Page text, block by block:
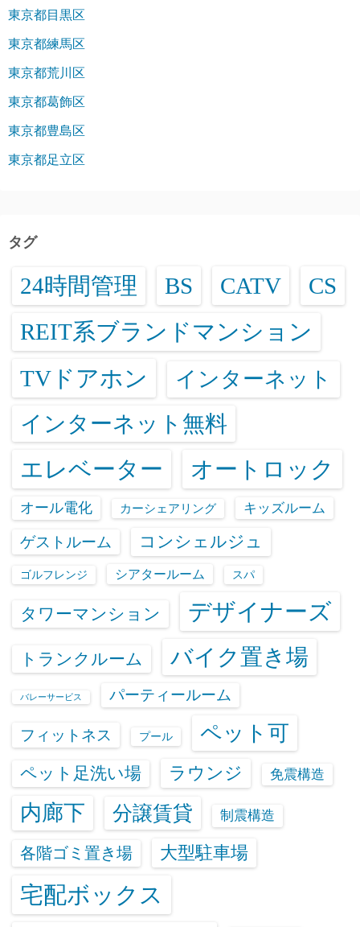
東京都目黒区
東京都練馬区
東京都荒川区
東京都葛飾区
東京都豊島区
東京都足立区
タグ
24時間管理 BS CATV CS
REIT系ブランドマンション
TVドアホン インターネット
インターネット無料
エレベーター オートロック
オール電化 カーシェアリング キッズルーム
ゲストルーム コンシェルジュ
ゴルフレンジ シアタールーム スパ
タワーマンション デザイナーズ
トランクルーム バイク置き場
バレーサービス パーティールーム
フィットネス プール ペット可
ペット足洗い場 ラウンジ 免震構造
内廊下 分譲賃貸 制震構造
各階ゴミ置き場 大型駐車場
宅配ボックス